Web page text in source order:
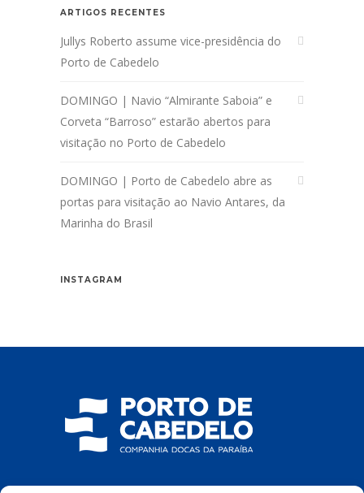
ARTIGOS RECENTES
Jullys Roberto assume vice-presidência do
Porto de Cabedelo
DOMINGO | Navio “Almirante Saboia” e
Corveta “Barroso” estarão abertos para
visitação no Porto de Cabedelo
DOMINGO | Porto de Cabedelo abre as
portas para visitação ao Navio Antares, da
Marinha do Brasil
INSTAGRAM